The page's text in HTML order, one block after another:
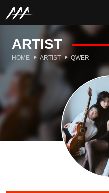
ARTIST
HOME ARTIST QWER